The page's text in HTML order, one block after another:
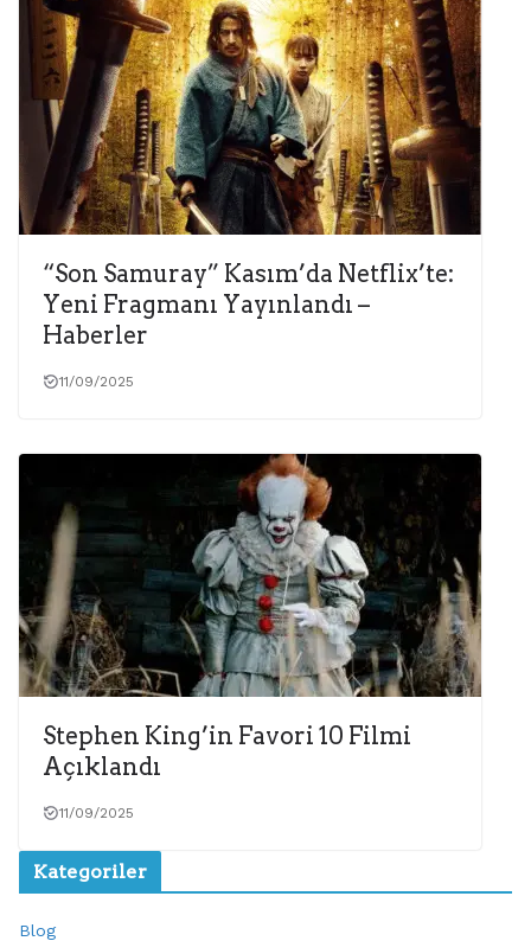
“Son Samuray” Kasım’da Netflix’te:
Yeni Fragmanı Yayınlandı –
Haberler
11/09/2025
Stephen King’in Favori 10 Filmi
Açıklandı
11/09/2025
Kategoriler
Blog